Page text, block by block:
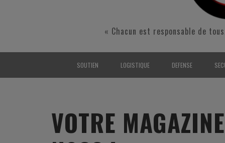
« Chacun est responsable de
SOUTIEN LOGISTIQUE
AIR
DEFENSE
AIR
VOTRE